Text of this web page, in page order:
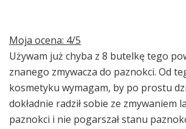
Moja ocena: 4/5
Używam już chyba z 8 butelkę tego
znanego zmywacza do paznokci. Od
kosmetyku wymagam, by po prostu
dokładnie radził sobie ze zmywaniem
paznokci i nie pogarszał stanu